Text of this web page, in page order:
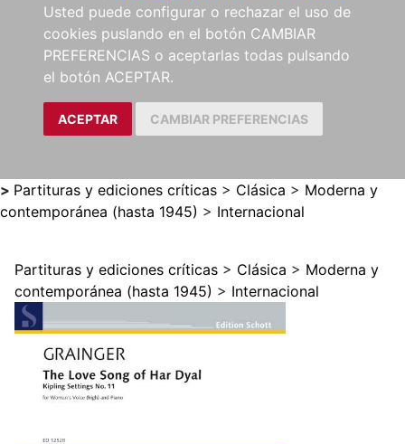
Usted puede configurar o rechazar el uso de
cookies puslando en el botón CAMBIAR
PREFERENCIAS o aceptarlas todas pulsando
el botón ACEPTAR.
ACEPTAR CAMBIAR PREFERENCIAS
> Partituras y ediciones críticas > Clásica > Moderna y
contemporánea (hasta 1945) > Internacional
Partituras y ediciones críticas > Clásica > Moderna y
contemporánea (hasta 1945) > Internacional